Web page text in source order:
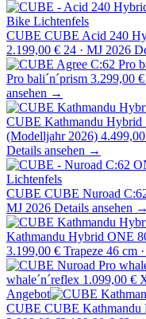
CUBE CUBE Acid 240
2.199,00 € 24 · MJ 2026
Pro bali´n´prism 3.299,00 €
ansehen →
CUBE Kathmandu Hybrid
(Modelljahr 2026)
Details ansehen →
CUBE CUBE Nuroad
MJ 2026 Details ansehen →
Kathmandu Hybrid ONE
3.199,00 € Trapeze 46 cm
whale´n´reflex 1.099,00 €
Angebot
CUBE CUBE Kathmandu